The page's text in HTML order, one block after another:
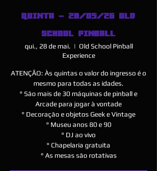
QUINTA - 28/05/26 OLD
SCHOOL PINBALL
qui., 28 de mai.
  |
Old School Pinball
Experience
ATENÇÃO: Às quintas o valor do ingresso é o
mesmo para todas as idades.
° São mais de 30 máquinas de pinball e
Arcade para jogar à vontade
° Decoração e objetos Geek e Vintage
° Museu anos 80 e 90
° DJ ao vivo
° Chapelaria gratuita
° As mesas são rotativas